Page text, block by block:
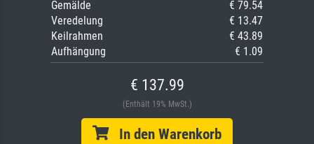
Gemälde
€ 79.54
Veredelung
€ 13.47
Keilrahmen
€ 43.89
Aufhängung
€ 1.09
€ 137.99
(Enthält 19% MwSt.)
In den Warenkorb